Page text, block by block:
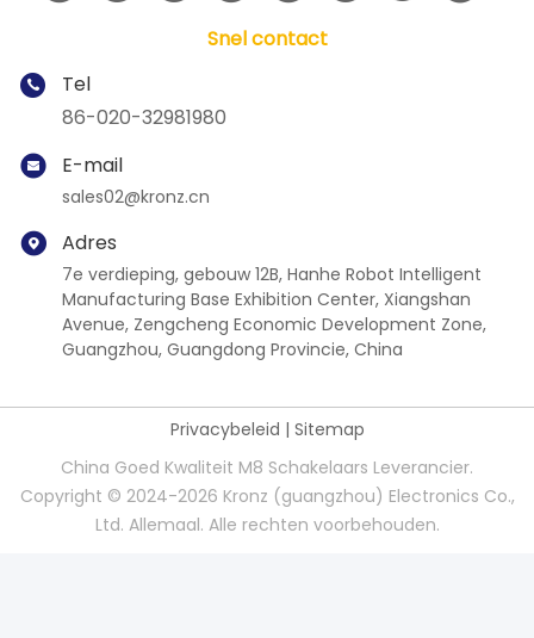
Snel contact
Tel
86-020-32981980
E-mail
sales02@kronz.cn
Adres
7e verdieping, gebouw 12B, Hanhe Robot Intelligent
Manufacturing Base Exhibition Center, Xiangshan
Avenue, Zengcheng Economic Development Zone,
Guangzhou, Guangdong Provincie, China
Privacybeleid | Sitemap
China Goed Kwaliteit M8 Schakelaars Leverancier.
Copyright © 2024-2026 Kronz (guangzhou) Electronics Co.,
Ltd. Allemaal. Alle rechten voorbehouden.